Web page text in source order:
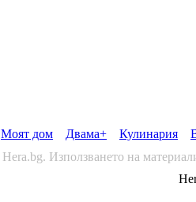
Моят дом Двама+ Кулинария
Hera.bg. Използването на